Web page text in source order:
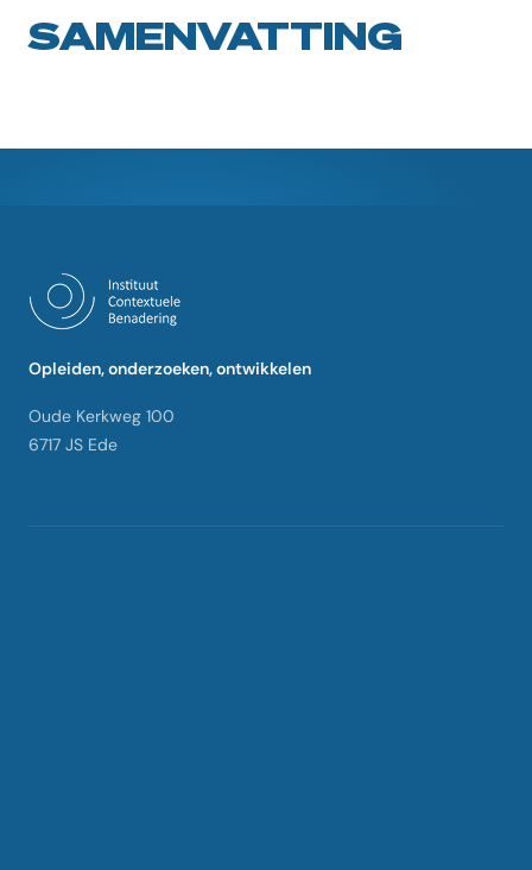
SAMENVATTING
Opleiden, onderzoeken, ontwikkelen
Oude Kerkweg 100
6717 JS Ede